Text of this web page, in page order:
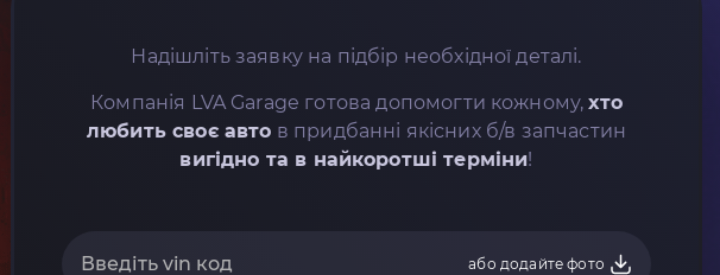
Надішліть заявку на підбір необхідної деталі.
Компанія LVA Garage готова допомогти кожному,хто
любить своє авто в придбанні якісних б/в запчастин
вигідно та в найкоротші терміни!
або додайте фото